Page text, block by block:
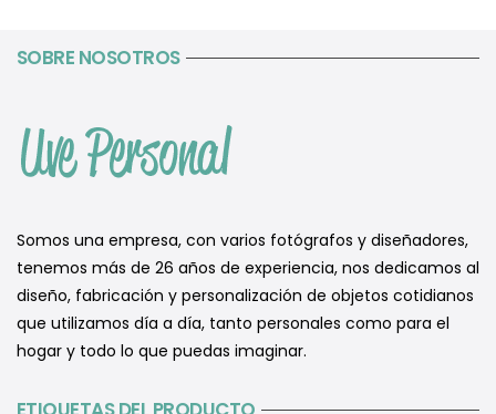
SOBRE NOSOTROS
Somos una empresa, con varios fotógrafos y diseñadores,
tenemos más de 26 años de experiencia, nos dedicamos al
diseño, fabricación y personalización de objetos cotidianos
que utilizamos día a día, tanto personales como para el
hogar y todo lo que puedas imaginar.